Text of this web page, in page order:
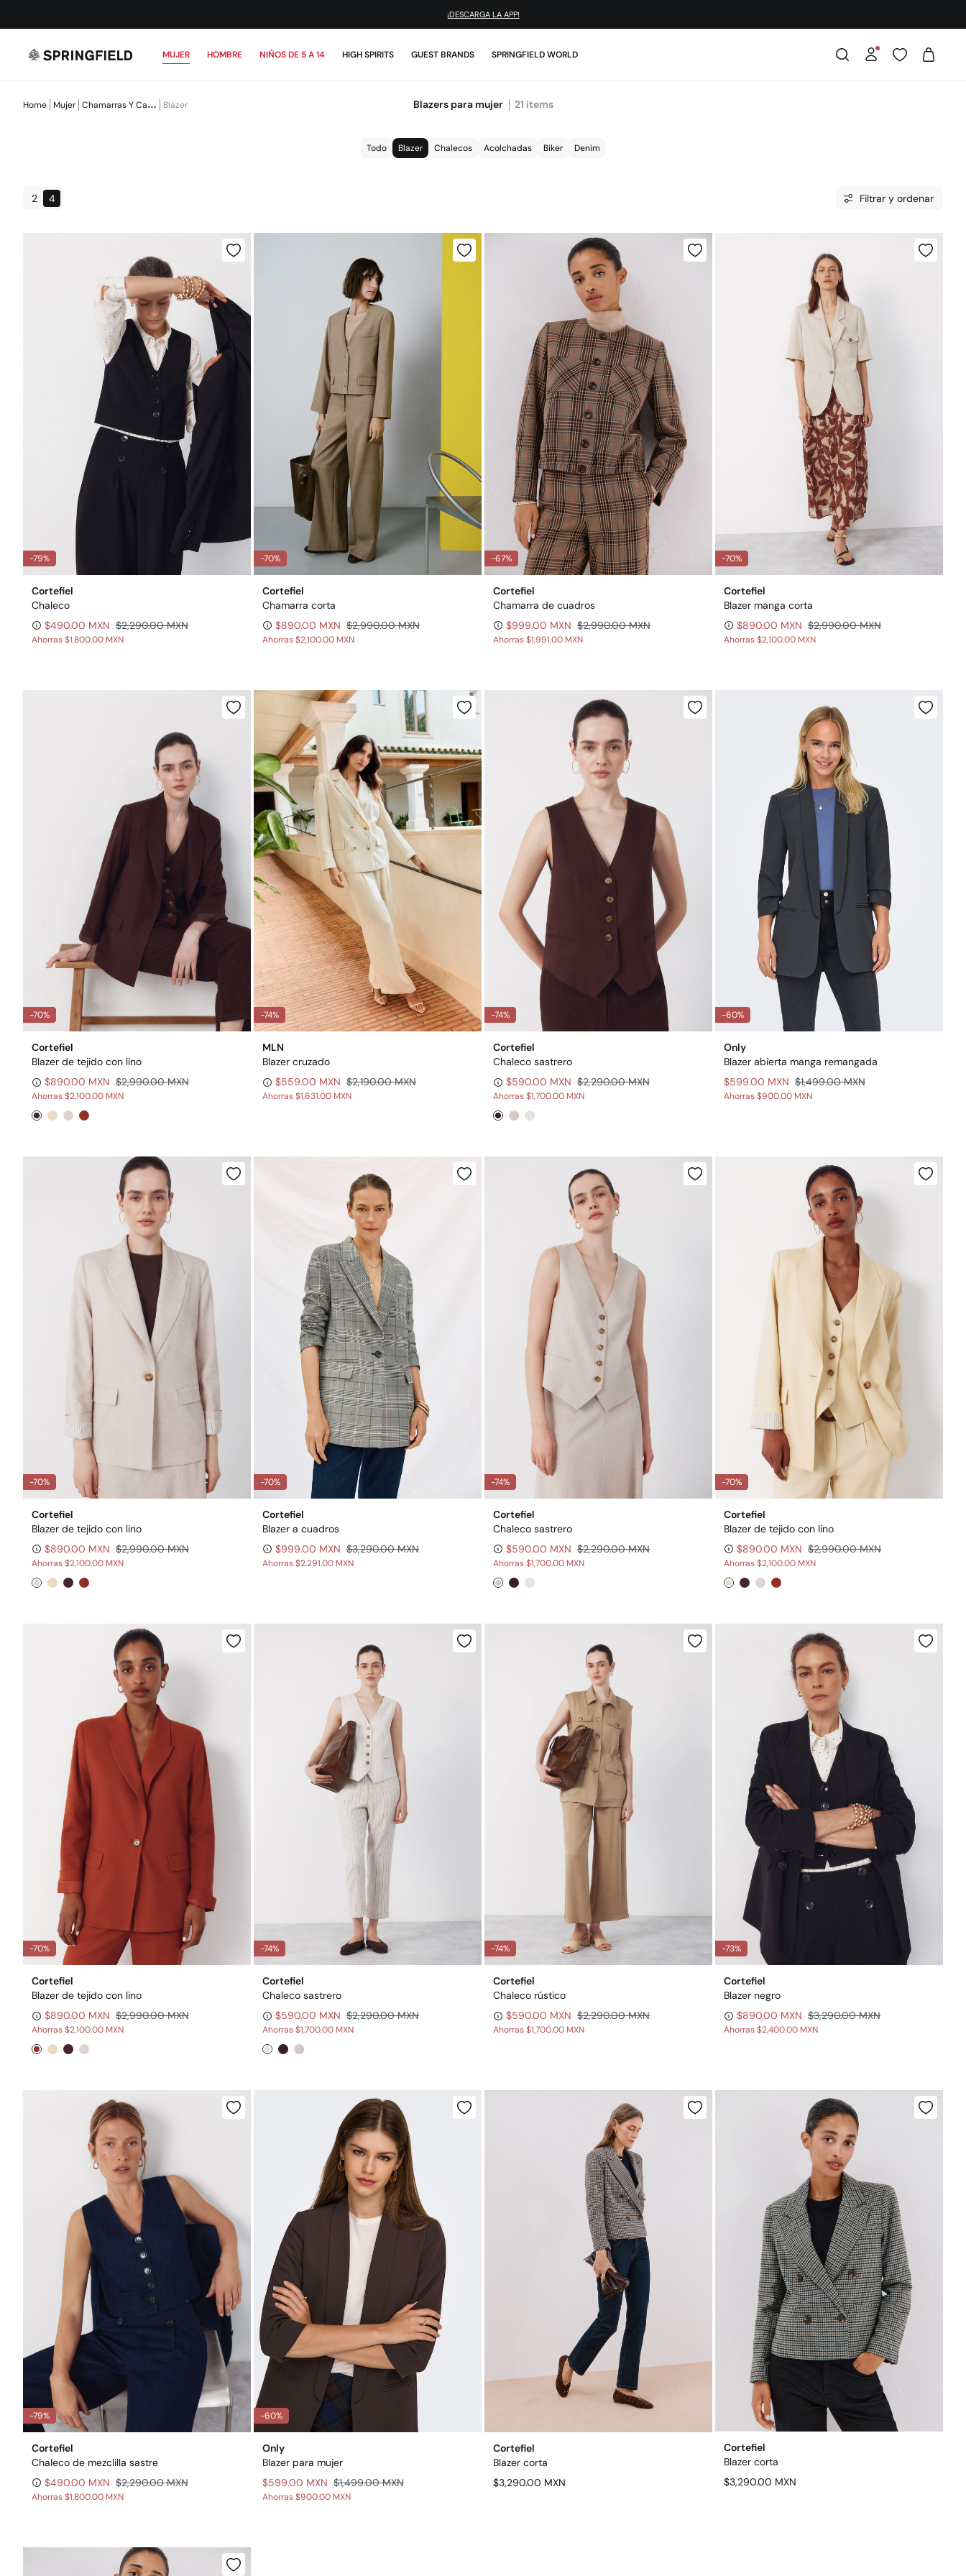
¡DESCARGA NUESTRA APPY DISFRUTA -10% EXTRA! | CÓDIGO: SPFAPP
MUJER HOMBRE NIÑOS DE 5 A 14 HIGH SPIRITS GUEST BRANDS SPRINGFIELD WORLD
Home Mujer Chamarras Y Cazadoras Blazer Blazers para mujer 21 items
Todo Blazer Chalecos Acolchadas Biker Denim
2 4 Filtrar y ordenar
-79%
Cortefiel
Chaleco
$490.00 MXN $2,290.00 MXN
Ahorras$1,800.00 MXN
-70%
Cortefiel
Chamarra corta
$890.00 MXN $2,990.00 MXN
Ahorras$2,100.00 MXN
-67%
Cortefiel
Chamarra de cuadros
$999.00 MXN $2,990.00 MXN
Ahorras$1,991.00 MXN
-70%
Cortefiel
Blazer manga corta
$890.00 MXN $2,990.00 MXN
Ahorras$2,100.00 MXN
-70%
Cortefiel
Blazer de tejido con lino
$890.00 MXN $2,990.00 MXN
Ahorras$2,100.00 MXN
-74%
MLN
Blazer cruzado
$559.00 MXN $2,190.00 MXN
Ahorras$1,631.00 MXN
-74%
Cortefiel
Chaleco sastrero
$590.00 MXN $2,290.00 MXN
Ahorras$1,700.00 MXN
-60%
Only
Blazer abierta manga remangada
$599.00 MXN $1,499.00 MXN
Ahorras$900.00 MXN
-70%
Cortefiel
Blazer de tejido con lino
$890.00 MXN $2,990.00 MXN
Ahorras$2,100.00 MXN
-70%
Cortefiel
Blazer a cuadros
$999.00 MXN $3,290.00 MXN
Ahorras$2,291.00 MXN
-74%
Cortefiel
Chaleco sastrero
$590.00 MXN $2,290.00 MXN
Ahorras$1,700.00 MXN
-70%
Cortefiel
Blazer de tejido con lino
$890.00 MXN $2,990.00 MXN
Ahorras$2,100.00 MXN
-70%
Cortefiel
Blazer de tejido con lino
$890.00 MXN $2,990.00 MXN
Ahorras$2,100.00 MXN
-74%
Cortefiel
Chaleco sastrero
$590.00 MXN $2,290.00 MXN
Ahorras$1,700.00 MXN
-74%
Cortefiel
Chaleco rústico
$590.00 MXN $2,290.00 MXN
Ahorras$1,700.00 MXN
-73%
Cortefiel
Blazer negro
$890.00 MXN $3,290.00 MXN
Ahorras$2,400.00 MXN
-79%
Cortefiel
Chaleco de mezclilla sastre
$490.00 MXN $2,290.00 MXN
Ahorras$1,800.00 MXN
-60%
Only
Blazer para mujer
$599.00 MXN $1,499.00 MXN
Ahorras$900.00 MXN
Cortefiel
Blazer corta
$3,290.00 MXN
Cortefiel
Blazer corta
$3,290.00 MXN